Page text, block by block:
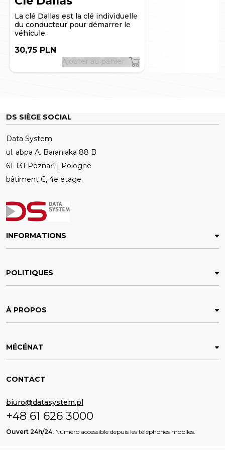
La clé Dallas est la clé individuelle
du conducteur pour démarrer le
véhicule.
30,75 PLN
Ajouter au panier
DS SIÈGE SOCIAL
Data System
ul. abpa A. Baraniaka 88 B
61-131 Poznań | Pologne
bâtiment C, 4e étage.
INFORMATIONS
POLITIQUES
À PROPOS
MÉCÉNAT
CONTACT
biuro@datasystem.pl
+48 61 626 3000
Ouvert 24h/24. Numéro accessible depuis les téléphones mobiles.